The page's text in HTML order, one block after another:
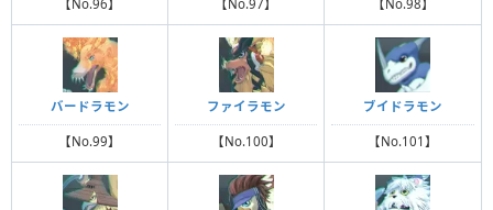
【No.96】 【No.97】 【No.98】
バードラモン
【No.99】
ファイラモン
【No.100】
ブイドラモン
【No.101】